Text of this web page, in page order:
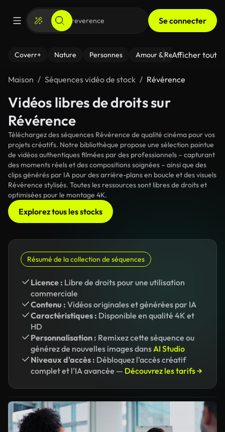
Se connecter
Coverr+ Nature Personnes Amour & Relations Le
Afficher tout
Maison Séquences vidéo de stock Révérence
Vidéos libres de droits sur
Révérence
Téléchargez des séquences Révérence de qualité cinéma pour vos
projets créatifs. Notre bibliothèque propose une sélection pointue
de vidéos authentiques filmées par des professionnels – capturant
des moments réels et des compositions soignées – ainsi que des
clips générés par IA pour des arrière-plans en boucle et des visuels
Révérence stylisés. Toutes les ressources sont libres de droits et
optimisées pour le montage 4K.
Explorez tous les stocks
Résumé de la collection de séquences
Licence : Libre de droits pour une utilisation
commerciale
Contenu : Vidéos originales et générées par IA
Caractéristiques : Disponible en qualité 4K et
HD
Personnalisation : Remixez cette séquence ou
générez de nouvelles images dansAI Studio
Niveaux d'accès : Débloquez l'accès créatif
complet et l'IA avancée — Découvrez les tarifs →